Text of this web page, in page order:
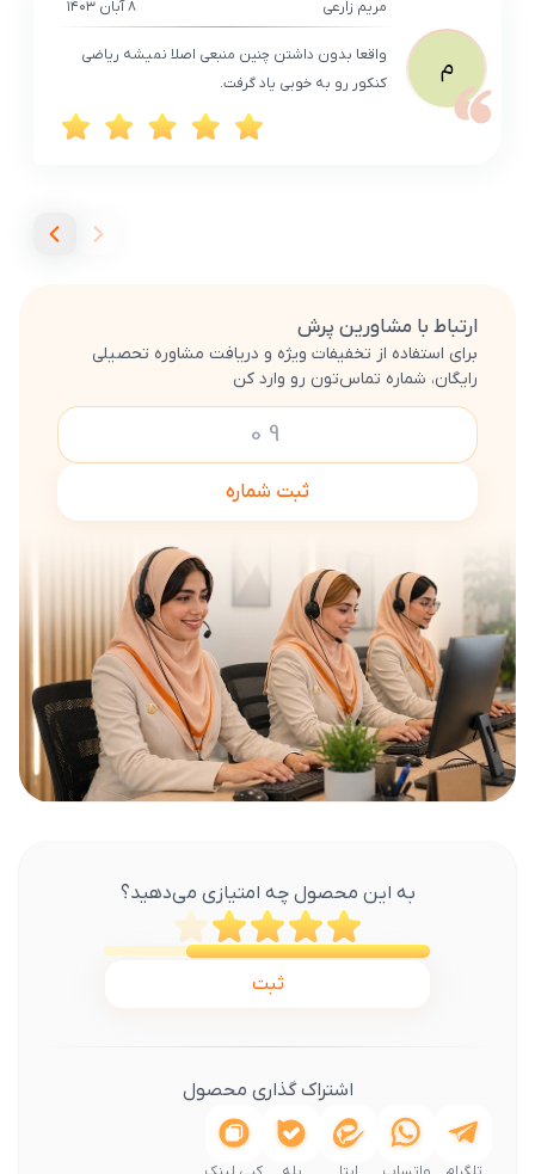
م
مریم زارعی ۸ آبان ۱۴۰۳
واقعا بدون داشتن چنین منبعی اصلا نمیشه ریاضی
کنکور رو به خوبی یاد گرفت.
ارتباط با مشاورین پرش
برای استفاده از تخفیفات ویژه و دریافت مشاوره تحصیلی
رایگان، شماره تماس‌تون رو وارد کن
ثبت شماره
به این محصول چه امتیازی می‌دهید؟
ثبت
اشتراک گذاری محصول